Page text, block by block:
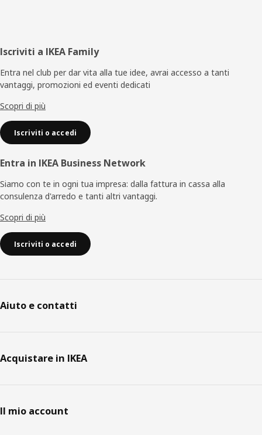
Piè
di
pagina
Iscriviti a IKEA Family
Entra nel club per dar vita alla tue idee, avrai accesso a tanti
vantaggi, promozioni ed eventi dedicati
Scopri di più
Iscriviti o accedi
Entra in IKEA Business Network
Siamo con te in ogni tua impresa: dalla fattura in cassa alla
consulenza d'arredo e tanti altri vantaggi.
Scopri di più
Iscriviti o accedi
Aiuto e contatti
Acquistare in IKEA
Il mio account